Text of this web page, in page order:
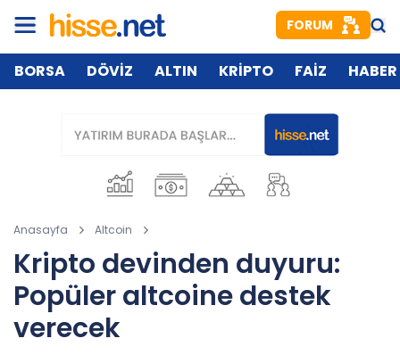
FORUM
BORSA DÖVİZ ALTIN KRİPTO FAİZ HABER
Anasayfa Altcoin
Kripto devinden duyuru:
Popüler altcoine destek
verecek